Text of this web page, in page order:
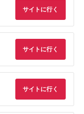
サイトに行く
サイトに行く
サイトに行く